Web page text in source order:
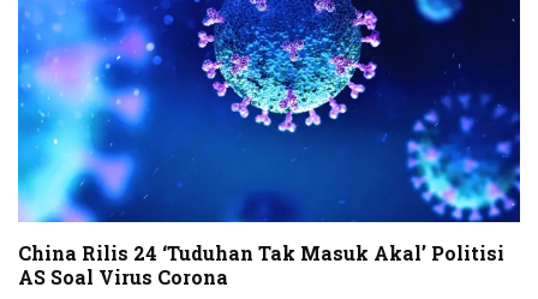
China Rilis 24 ‘Tuduhan Tak Masuk Akal’ Politisi
AS Soal Virus Corona